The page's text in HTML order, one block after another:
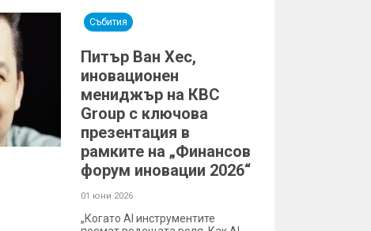
Събития
Питър Ван Хес,
иновационен
мениджър на КВС
Group с ключова
презентация в
рамките на „Финансов
форум иновации 2026“
01 юни 2026
„Когато AI инструментите